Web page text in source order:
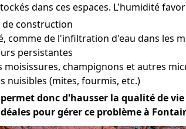
dans ces espaces. L'humidité
de construction
comme de l'infiltration d'eau dans les
persistantes
moisissures, champignons et autres
nuisibles (mites, fourmis, etc.)
donc d'hausser la qualité de
pour gérer ce problème à